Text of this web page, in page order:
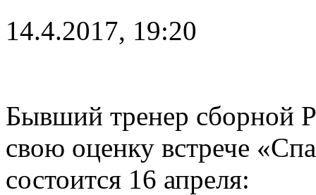
14.4.2017, 19:20
Бывший тренер сборной
свою оценку встрече
состоится 16 апреля: